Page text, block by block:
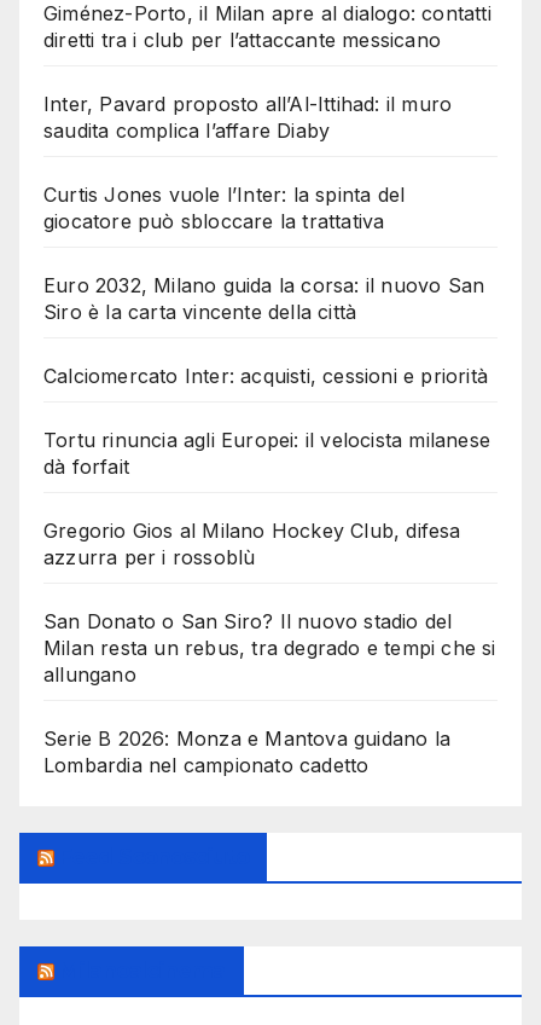
Giménez-Porto, il Milan apre al dialogo: contatti
diretti tra i club per l’attaccante messicano
Inter, Pavard proposto all’Al-Ittihad: il muro
saudita complica l’affare Diaby
Curtis Jones vuole l’Inter: la spinta del
giocatore può sbloccare la trattativa
Euro 2032, Milano guida la corsa: il nuovo San
Siro è la carta vincente della città
Calciomercato Inter: acquisti, cessioni e priorità
Tortu rinuncia agli Europei: il velocista milanese
dà forfait
Gregorio Gios al Milano Hockey Club, difesa
azzurra per i rossoblù
San Donato o San Siro? Il nuovo stadio del
Milan resta un rebus, tra degrado e tempi che si
allungano
Serie B 2026: Monza e Mantova guidano la
Lombardia nel campionato cadetto